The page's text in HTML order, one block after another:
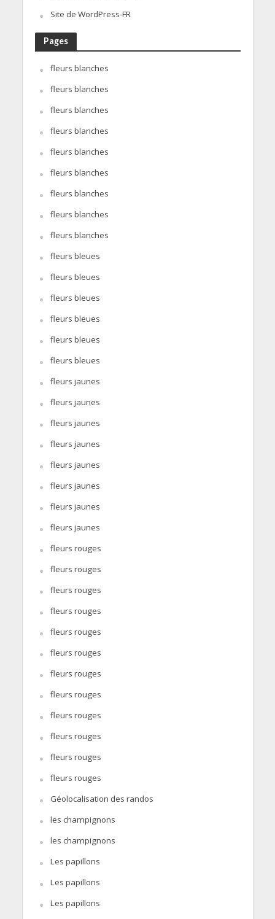
Site de WordPress-FR
Pages
fleurs blanches
fleurs blanches
fleurs blanches
fleurs blanches
fleurs blanches
fleurs blanches
fleurs blanches
fleurs blanches
fleurs blanches
fleurs bleues
fleurs bleues
fleurs bleues
fleurs bleues
fleurs bleues
fleurs bleues
fleurs jaunes
fleurs jaunes
fleurs jaunes
fleurs jaunes
fleurs jaunes
fleurs jaunes
fleurs jaunes
fleurs jaunes
fleurs rouges
fleurs rouges
fleurs rouges
fleurs rouges
fleurs rouges
fleurs rouges
fleurs rouges
fleurs rouges
fleurs rouges
fleurs rouges
fleurs rouges
fleurs rouges
Géolocalisation des randos
les champignons
les champignons
Les papillons
Les papillons
Les papillons